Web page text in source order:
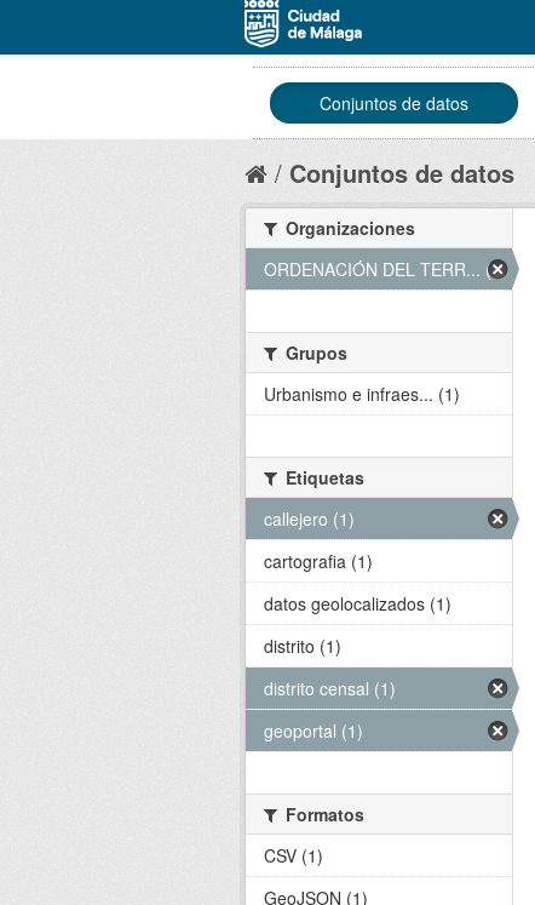
Conjuntos de datos
Conjuntos de datos
Organizaciones
ORDENACIÓN DEL TERR... (1)
Grupos
Urbanismo e infraes... (1)
Etiquetas
callejero (1)
cartografia (1)
datos geolocalizados (1)
distrito (1)
distrito censal (1)
geoportal (1)
Formatos
CSV (1)
GeoJSON (1)